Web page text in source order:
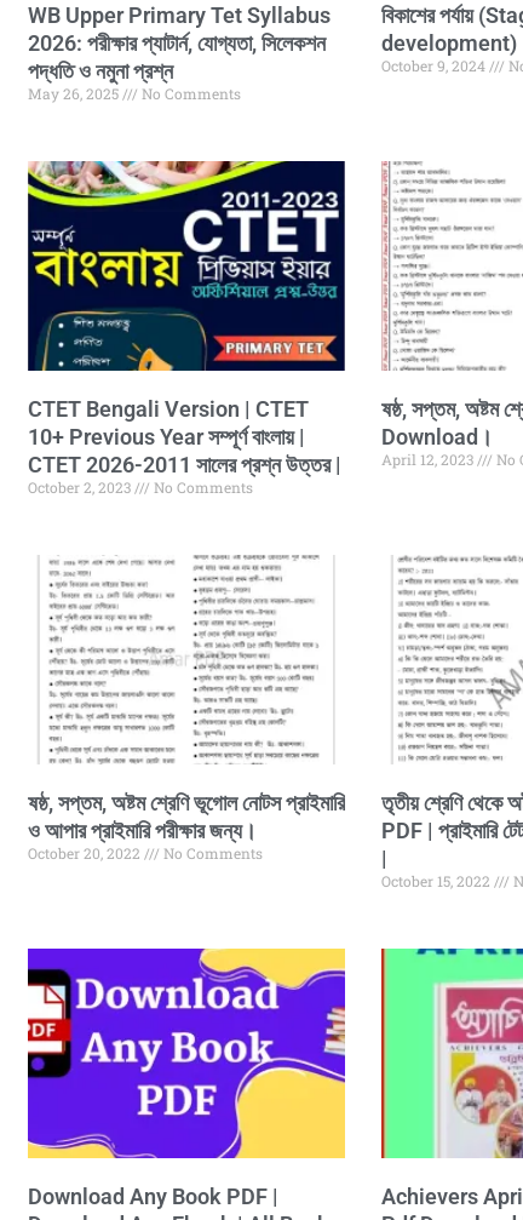
WB Upper Primary Tet Syllabus
2026: পরীক্ষার প্যাটার্ন, যোগ্যতা, সিলেকশন
পদ্ধতি ও নমুনা প্রশ্ন
May 26, 2025 No Comments
বিকাশের পর্যায়
development)
October 9, 2024
CTET Bengali Version | CTET
10+ Previous Year সম্পূর্ণ বাংলায় |
CTET 2026-2011 সালের প্রশ্ন উত্তর |
October 2, 2023 No Comments
ষষ্ঠ, সপ্তম, অষ্টম
Download।
April 12, 2023 No
ষষ্ঠ, সপ্তম, অষ্টম শ্রেণি ভূগোল নোটস প্রাইমারি
ও আপার প্রাইমারি পরীক্ষার জন্য।
October 20, 2022 No Comments
তৃতীয় শ্রেণি থেকে
PDF | প্রাইমারি
|
October 15, 2022
Download Any Book PDF |
Achievers